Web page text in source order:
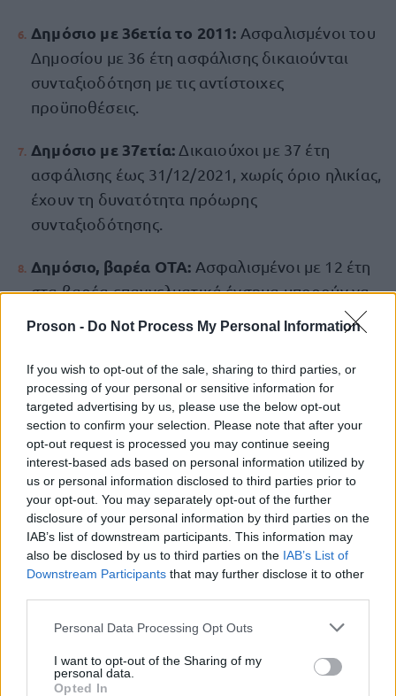
Proson - Do Not Process My Personal Information
If you wish to opt-out of the sale, sharing to third parties, or
processing of your personal or sensitive information for
targeted advertising by us, please use the below opt-out
section to confirm your selection. Please note that after your
opt-out request is processed you may continue seeing
interest-based ads based on personal information utilized by
us or personal information disclosed to third parties prior to
your opt-out. You may separately opt-out of the further
disclosure of your personal information by third parties on the
IAB’s list of downstream participants. This information may
also be disclosed by us to third parties on the IAB’s List of
Downstream Participants that may further disclose it to other
Please note that this website/app uses one or more Google
not limited to your visit or usage behaviour. You may click to
grant or deny consent to Google and its third-party tags to
Personal Data Processing Opt Outs
I want to opt-out of the Sharing of my
personal data.
Opted In
Δημόσιο με 36ετία το 2011: Ασφαλισμένοι του
Δημοσίου με 36 έτη ασφάλισης δικαιούνται
συνταξιοδότηση με τις αντίστοιχες
προϋποθέσεις.
Δημόσιο με 37ετία: Δικαιούχοι με 37 έτη
ασφάλισης έως 31/12/2021, χωρίς όριο ηλικίας,
έχουν τη δυνατότητα πρόωρης
συνταξιοδότησης.
Δημόσιο, βαρέα ΟΤΑ: Ασφαλισμένοι με 12 έτη
στα βαρέα επαγγελματικά ένσημα μπορούν να
ανηλίκων και τρίτεκνοι που πληρούν τις
προϋποθέσεις μπορούν να συνταξιοδοτηθούν
στα 50, 52 ή 55 έτη.
Τρίτεκνοι σε Δημόσιο, ΔΕΚΟ, Τράπεζες με
20ετία:Τρίτεκνοι με 20 έτη ασφάλισης έως το
2011 δικαιούνται πρόωρη συνταξιοδότηση.
Αυτή ηκατηγοριοποίησηπαρέχεισημαντικά
οφέλησε πολλούς ασφαλισμένους, αν και είναι
σημαντικό να έχουν υπόψη τους τις μειώσεις στις
επιλογή της πρόωρης συνταξιοδότησης.